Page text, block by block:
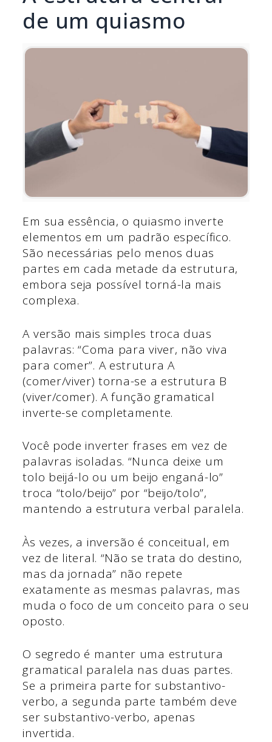
de um quiasmo
Em sua essência, o quiasmo inverte
elementos em um padrão específico.
São necessárias pelo menos duas
partes em cada metade da estrutura,
embora seja possível torná-la mais
complexa.
A versão mais simples troca duas
palavras: “Coma para viver, não viva
para comer”. A estrutura A
(comer/viver) torna-se a estrutura B
(viver/comer). A função gramatical
inverte-se completamente.
Você pode inverter frases em vez de
palavras isoladas. “Nunca deixe um
tolo beijá-lo ou um beijo enganá-lo”
troca “tolo/beijo” por “beijo/tolo”,
mantendo a estrutura verbal paralela.
Às vezes, a inversão é conceitual, em
vez de literal. “Não se trata do destino,
mas da jornada” não repete
exatamente as mesmas palavras, mas
muda o foco de um conceito para o seu
oposto.
O segredo é manter uma estrutura
gramatical paralela nas duas partes.
Se a primeira parte for substantivo-
verbo, a segunda parte também deve
ser substantivo-verbo, apenas
invertida.